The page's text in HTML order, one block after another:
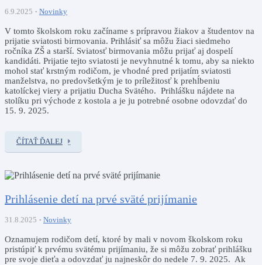
6.9.2025 Novinky
V tomto školskom roku začíname s prípravou žiakov a študentov na
prijatie sviatosti birmovania. Prihlásiť sa môžu žiaci siedmeho
ročníka ZŠ a starší. Sviatosť birmovania môžu prijať aj dospelí
kandidáti. Prijatie tejto sviatosti je nevyhnutné k tomu, aby sa niekto
mohol stať krstným rodičom, je vhodné pred prijatím sviatosti
manželstva, no predovšetkým je to príležitosť k prehĺbeniu
katolíckej viery a prijatiu Ducha Svätého. Prihlášku nájdete na
stolíku pri východe z kostola a je ju potrebné osobne odovzdať do
15. 9. 2025.
ČÍTAŤ ĎALEJ
Prihlásenie detí na prvé sväté prijímanie
31.8.2025 Novinky
Oznamujem rodičom detí, ktoré by mali v novom školskom roku
pristúpiť k prvému svätému prijímaniu, že si môžu zobrať prihlášku
pre svoje dieťa a odovzdať ju najneskôr do nedele 7. 9. 2025. Ak